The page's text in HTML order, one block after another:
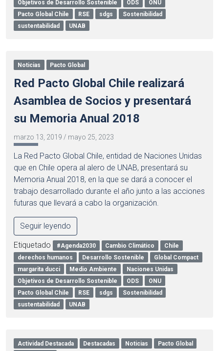
Objetivos de Desarrollo Sostenible
ODS
ONU
Pacto Global Chile
RSE sdgs
Sostenibilidad
sustentabilidad
UNAB
Noticias Pacto Global
Red Pacto Global Chile realizará
Asamblea de Socios y presentará
su Memoria Anual 2018
marzo 13, 2019 / mayo 25, 2023
La Red Pacto Global Chile, entidad de Naciones Unidas
que en Chile opera al alero de UNAB, presentará su
Memoria Anual 2018, en la que se dará a conocer el
trabajo desarrollado durante el año junto a las acciones
futuras que llevará a cabo la organización.
Seguir leyendo
Etiquetado #Agenda2030 Cambio Climático
Chile
derechos humanos
Desarrollo Sostenible
Global Compact
margarita ducci
Medio Ambiente
Naciones Unidas
Objetivos de Desarrollo Sostenible
ODS
ONU
Pacto Global Chile
RSE sdgs
Sostenibilidad
sustentabilidad
UNAB
Actividad Destacada Destacadas Noticias
Pacto Global